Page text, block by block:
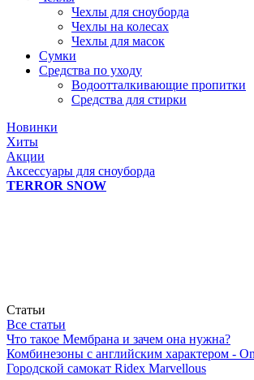
Чехлы для сноуборда
Чехлы на колесах
Чехлы для масок
Сумки
Средства по уходу
Водоотталкивающие пропитки
Средства для стирки
Новинки
Хиты
Акции
Аксессуары для сноуборда
TERROR SNOW
Статьи
Все статьи
Что такое Мембрана и зачем она нужна?
Комбинезоны с английским характером -
Городской самокат Ridex Marvellous